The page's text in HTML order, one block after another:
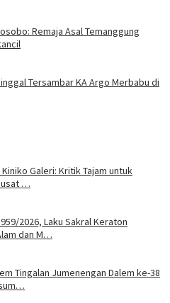
Remaja Asal Temanggung
Tersambar KA Argo Merbabu di
Kiniko Galeri: Kritik Tajam untuk
…
2026, Laku Sakral Keraton
dan M…
Tingalan Jumenengan Dalem ke-38